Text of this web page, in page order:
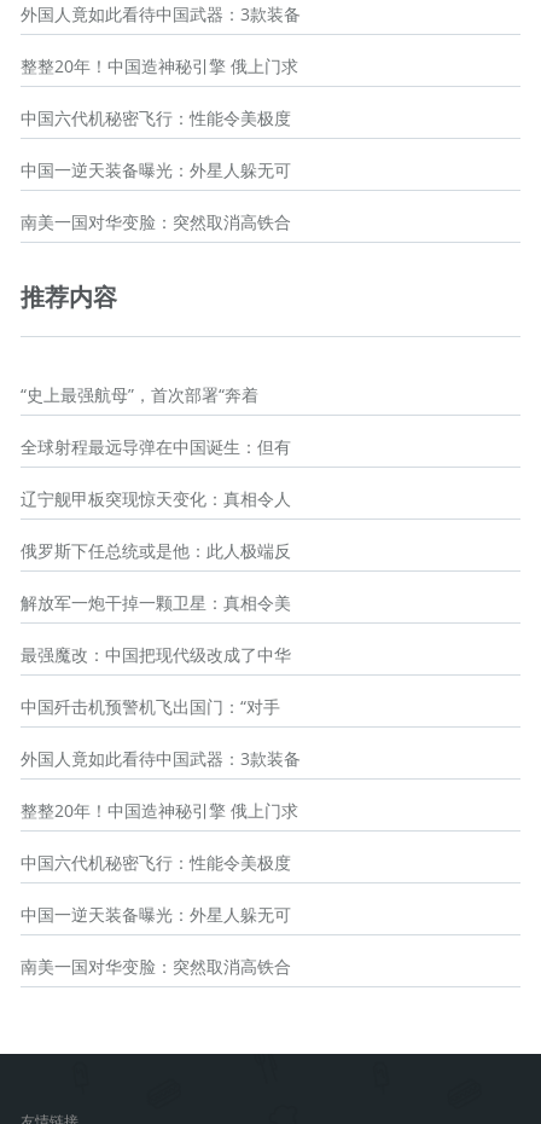
外国人竟如此看待中国武器：3款装备
整整20年！中国造神秘引擎 俄上门求
中国六代机秘密飞行：性能令美极度
中国一逆天装备曝光：外星人躲无可
南美一国对华变脸：突然取消高铁合
推荐内容
“史上最强航母”，首次部署“奔着
全球射程最远导弹在中国诞生：但有
辽宁舰甲板突现惊天变化：真相令人
俄罗斯下任总统或是他：此人极端反
解放军一炮干掉一颗卫星：真相令美
最强魔改：中国把现代级改成了中华
中国歼击机预警机飞出国门：“对手
外国人竟如此看待中国武器：3款装备
整整20年！中国造神秘引擎 俄上门求
中国六代机秘密飞行：性能令美极度
中国一逆天装备曝光：外星人躲无可
南美一国对华变脸：突然取消高铁合